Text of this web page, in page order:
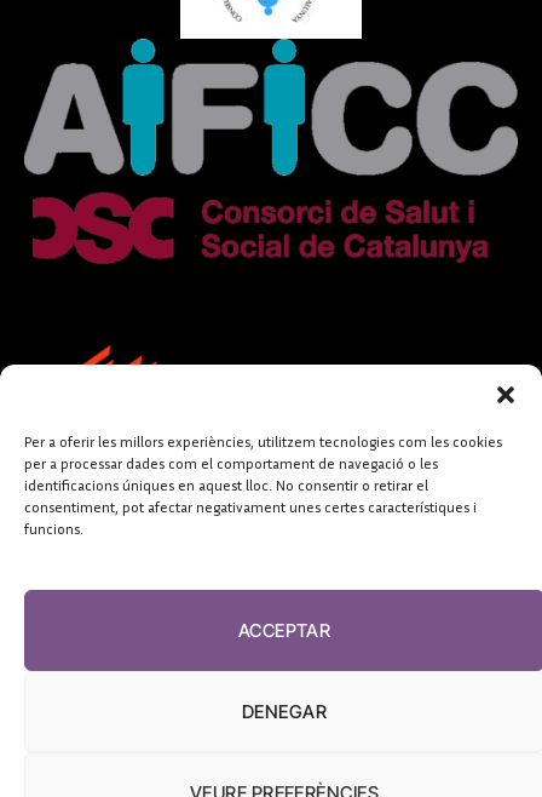
Per a oferir les millors experiències, utilitzem tecnologies com les cookies
per a processar dades com el comportament de navegació o les
identificacions úniques en aquest lloc. No consentir o retirar el
consentiment, pot afectar negativament unes certes característiques i
funcions.
ACCEPTAR
DENEGAR
VEURE PREFERÈNCIES
FUNDACIÓ